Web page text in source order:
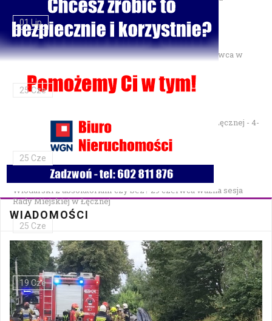
01 Lip
Gminne Zawody Sportowo-Pożarnicze OSP — 28 czerwca w
25 Cze
XXVII Festiwal Kapel Ulicznych i Podwórkowych w Łęcznej - 4-
5 lipca w Parku na Podzamczu
25 Cze
Włodarski z absolutorium czy bez? 29 czerwca ważna sesja
Rady Miejskiej w Łęcznej
25 Cze
Bezpłatna mammografia w Cycowie
19 Cze
Walne Zgromadzenie w SM "Batory" już 19 czerwca w Łęcznej
WIADOMOŚCI